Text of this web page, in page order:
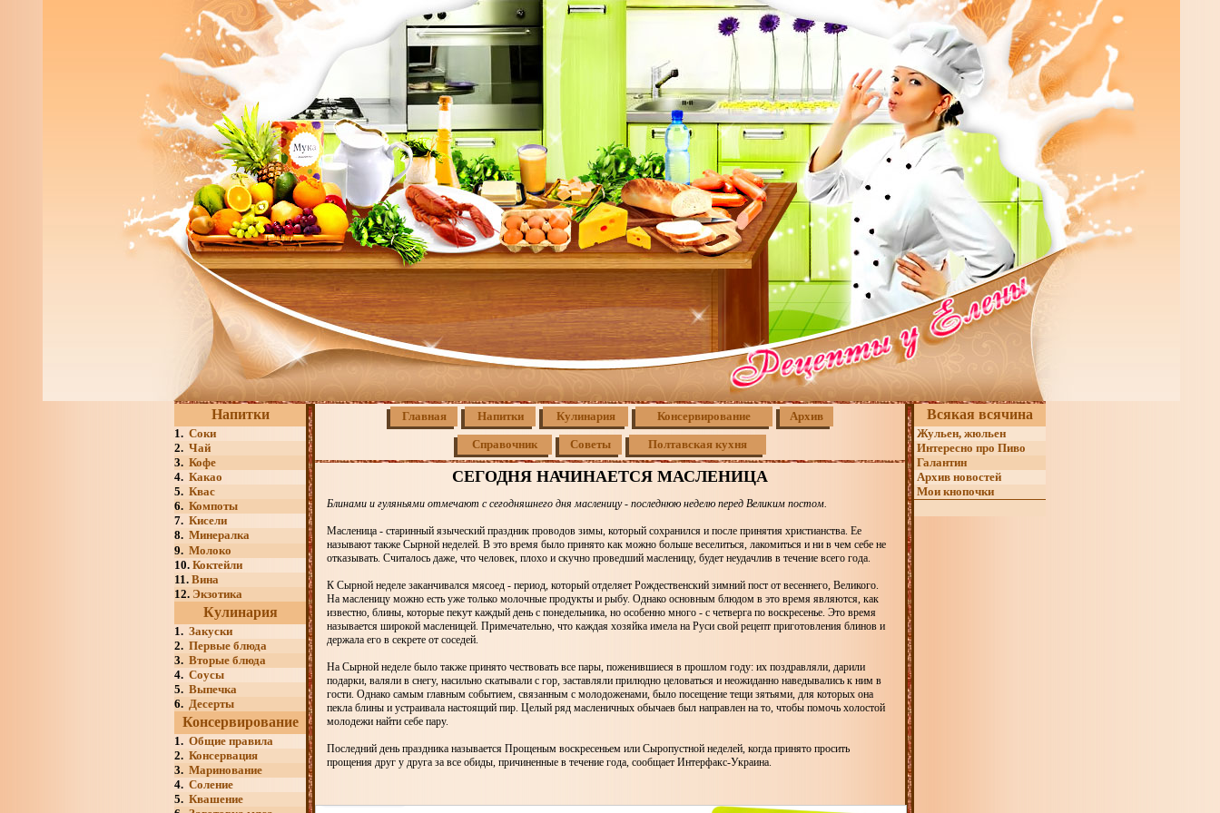
Напитки
1. Соки
2. Чай
3. Кофе
4. Какао
5. Квас
6. Компоты
7. Кисели
8. Минералка
9. Молоко
10. Коктейли
11. Вина
12. Экзотика
Кулинария
1. Закуски
2. Первые блюда
3. Вторые блюда
4. Соусы
5. Выпечка
6. Десерты
Консервирование
1. Общие правила
2. Консервация
3. Маринование
4. Соление
5. Квашение
Главная Напитки Кулинария Консервирование Архив
Справочник Советы Полтавская кухня
СЕГОДНЯ НАЧИНАЕТСЯ МАСЛЕНИЦА
Блинами и гуляньями отмечают с сегодняшнего дня масленицу - последнюю неделю перед Великим постом.
Масленица - старинный языческий праздник проводов зимы, который сохранился и после принятия христианства. Ее
называют также Сырной неделей. В это время было принято как можно больше веселиться, лакомиться и ни в чем себе не
отказывать. Считалось даже, что человек, плохо и скучно проведший масленицу, будет неудачлив в течение всего года.
К Сырной неделе заканчивался мясоед - период, который отделяет Рождественский зимний пост от весеннего, Великого.
На масленицу можно есть уже только молочные продукты и рыбу. Однако основным блюдом в это время являются, как
известно, блины, которые пекут каждый день с понедельника, но особенно много - с четверга по воскресенье. Это время
называется широкой масленицей. Примечательно, что каждая хозяйка имела на Руси свой рецепт приготовления блинов и
держала его в секрете от соседей.
На Сырной неделе было также принято чествовать все пары, поженившиеся в прошлом году: их поздравляли, дарили
подарки, валяли в снегу, насильно скатывали с гор, заставляли прилюдно целоваться и неожиданно наведывались к ним в
гости. Однако самым главным событием, связанным с молодоженами, было посещение тещи зятьями, для которых она
пекла блины и устраивала настоящий пир. Целый ряд масленичных обычаев был направлен на то, чтобы помочь холостой
молодежи найти себе пару.
Последний день праздника называется Прощеным воскресеньем или Сыропустной неделей, когда принято просить
прощения друг у друга за все обиды, причиненные в течение года, сообщает Интерфакс-Украина.
Всякая всячина
Жульен, жюльен
Интересно про Пиво
Галантин
Архив новостей
Мои кнопочки